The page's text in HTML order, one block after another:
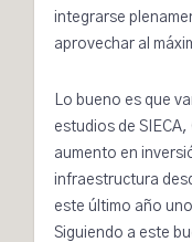
integrarse
aprovechar al
Lo bueno es que
estudios de
aumento en
infraestructura
este último año
Siguiendo a este